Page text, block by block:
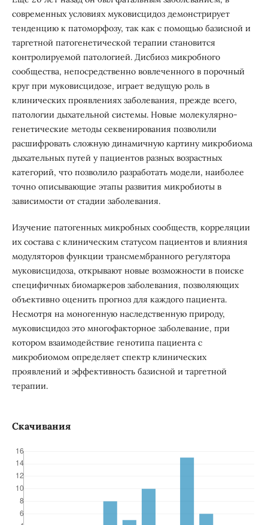
современных условиях муковисцидоз демонстрирует
тенденцию к патоморфозу, так как с помощью базисной и
таргетной патогенетической терапии становится
контролируемой патологией. Дисбиоз микробного
сообщества, непосредственно вовлеченного в порочный
круг при муковисцидозе, играет ведущую роль в
клинических проявлениях заболевания, прежде всего,
патологии дыхательной системы. Новые молекулярно-
генетические методы секвенирования позволили
расшифровать сложную динамичную картину микробиома
дыхательных путей у пациентов разных возрастных
категорий, что позволило разработать модели, наиболее
точно описывающие этапы развития микробиоты в
зависимости от стадии заболевания.
Изучение патогенных микробных сообществ, корреляции
их состава с клиническим статусом пациентов и влияния
модуляторов функции трансмембранного регулятора
муковисцидоза, открывают новые возможности в поиске
специфичных биомаркеров заболевания, позволяющих
объективно оценить прогноз для каждого пациента.
Несмотря на моногенную наследственную природу,
муковисцидоз это многофакторное заболевание, при
котором взаимодействие генотипа пациента с
микробиомом определяет спектр клинических
проявлений и эффективность базисной и таргетной
терапии.
Скачивания